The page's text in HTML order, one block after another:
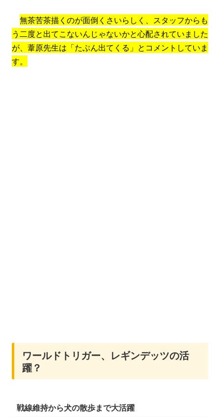
無茶苦茶描くのが面倒くさいらしく、スタッフからも
う二度と出てこないんじゃないかと心配されていました
が、葦原先生は「たぶん出てくる」とコメントしていま
す。
ワールドトリガー、レギンデッツの活
躍？
戦線維持から犬の散歩まで大活躍